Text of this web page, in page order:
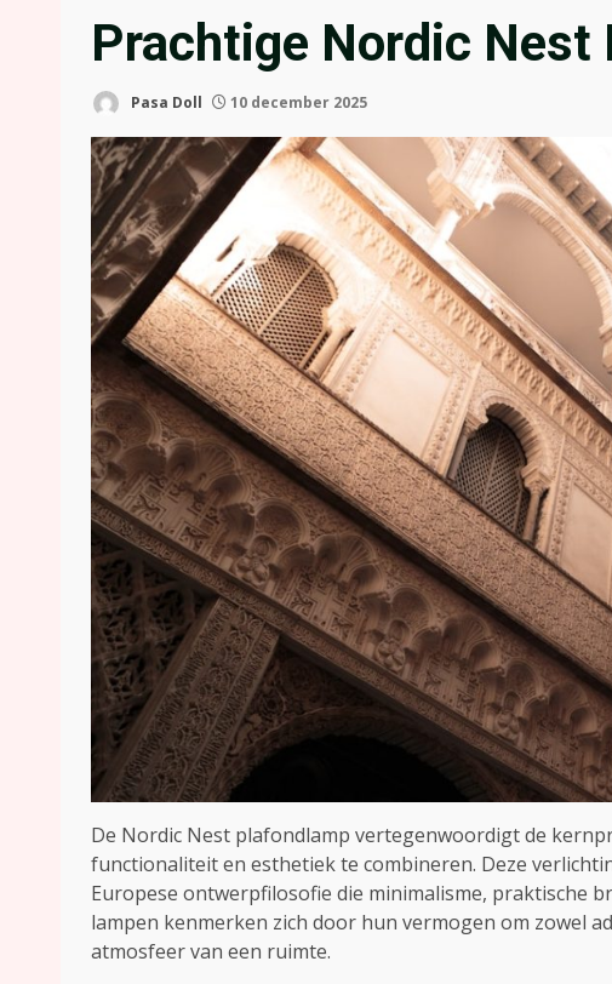
Prachtige Nordic Nest
Pasa Doll 10 december 2025
De Nordic Nest plafondlamp vertegenwoordigt de
functionaliteit en esthetiek te combineren. Deze
Europese ontwerpfilosofie die minimalisme, praktische
lampen kenmerken zich door hun vermogen om zowel
atmosfeer van een ruimte.